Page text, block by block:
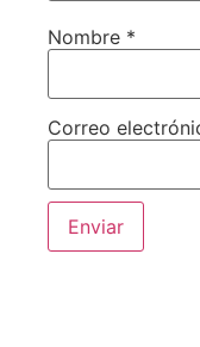
Nombre *
Correo